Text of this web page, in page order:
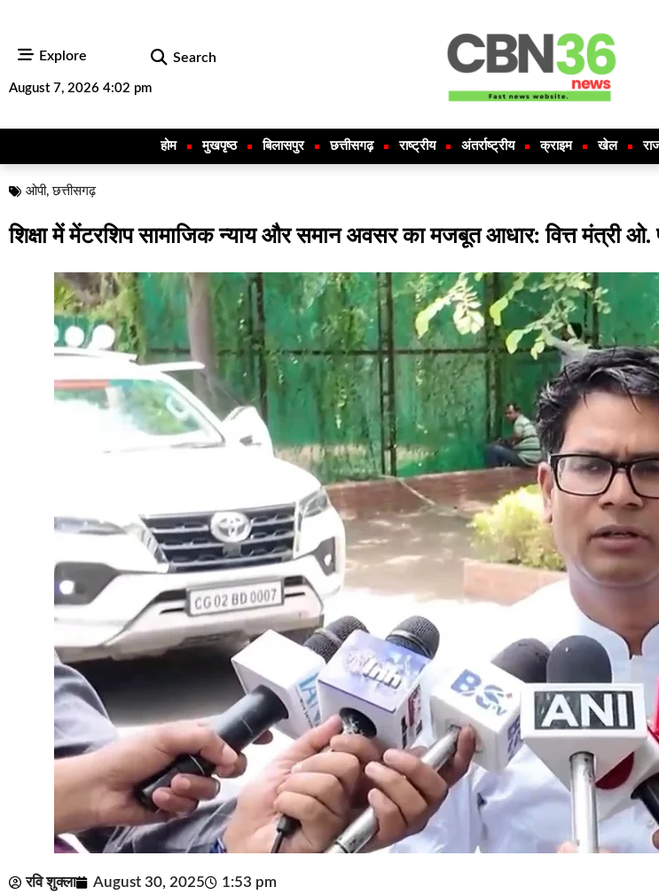
Explore Search
August 7, 2026 4:02 pm
होम मुखपृष्ठ बिलासपुर छत्तीसगढ़ राष्ट्रीय अंतर्राष्ट्रीय क्राइम खेल
ओपी,छत्तीसगढ़
शिक्षा में मेंटरशिप सामाजिक न्याय और समान अवसर का मजबूत आधार: वित्त मंत्री ओ.
रवि शुक्ला August 30, 2025 1:53 pm